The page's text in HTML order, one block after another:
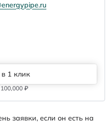
1 клик
₽
заявки, если он есть на